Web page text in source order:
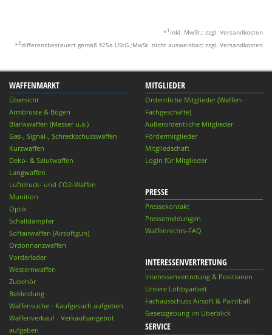
* 1 inkl. MwSt.; zzgl. Versandkosten
*2differenzbesteuert gemäß §25a UStG.;MwSt. nicht ausweisbar; zzgl. Versandkosten
WAFFENMARKT
Übersicht
Armbrüste & Bögen
Blankwaffen (Messer u.ä.)
Gas-, Signal-, Schreckschusswaffen
Kurzwaffen
Deko- & Salutwaffen
Langwaffen
Luftdruck- und CO2-Waffen
Munition
Optik
Schalldämpfer
Softairwaffen (Airsoftgun)
Ordonnanzwaffen
Vorderlader
Westernwaffen
Zubehör
Bekleidung
Waffensuche - Kaufgesuch aufgeben
Waffenverkauf - Verkaufsangebot
aufgeben
MITGLIEDER
Ordentliche Mitglieder (Waffen-
Fachgeschäfte)
Außerordentliche Mitglieder
Fördermitglieder
Mitgliedschaft
Login für Mitglieder
PRESSE
Pressekontakt
Pressemeldungen
Waffenrechts-FAQ
INTERESSENVERTRETUNG
Interessenvertretung & Positionen
Unsere Lobbyarbeit
Fachausschuss Airsoft & Paintball
Gesetzgebung im Überblick
SERVICE